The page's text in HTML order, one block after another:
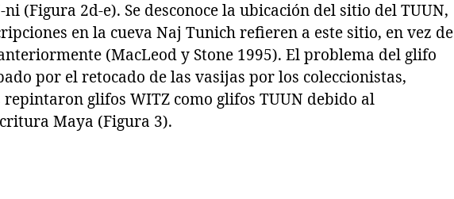
(Figura 2d-e). Se desconoce la ubicación del sitio del TUUN,
en la cueva Naj Tunich refieren a este sitio, en vez de
(MacLeod y Stone 1995). El problema del glifo
por el retocado de las vasijas por los coleccionistas,
repintaron glifos WITZ como glifos TUUN debido al
Maya (Figura 3).